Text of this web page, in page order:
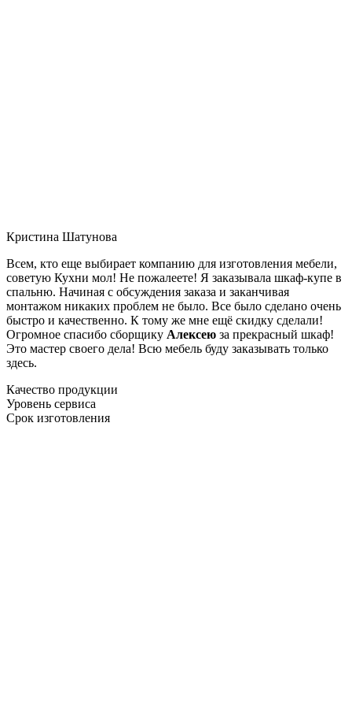
Кристина Шатунова
Всем, кто еще выбирает компанию для изготовления мебели,
советую Кухни мол! Не пожалеете! Я заказывала шкаф-купе в
спальню. Начиная с обсуждения заказа и заканчивая
монтажом никаких проблем не было. Все было сделано очень
быстро и качественно. К тому же мне ещё скидку сделали!
Огромное спасибо сборщику Алексею за прекрасный шкаф!
Это мастер своего дела! Всю мебель буду заказывать только
здесь.
Качество продукции
Уровень сервиса
Срок изготовления